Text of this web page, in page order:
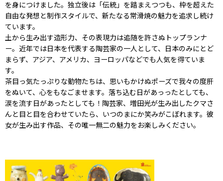
を身につけました。独立後は「伝統」を踏まえつつも、枠を超えた
自由な発想と制作スタイルで、新たなる常滑焼の魅力を追求し続け
ています。
土から生み出す造形力、その表現力は追随を許さぬトップランナ
ー。近年では日本を代表する陶芸家の一人として、日本のみにとど
まらず、アジア、アメリカ、ヨーロッパなどでも人気を得ていま
す。
茶目っ気たっぷりな動物たちは、思いもかけぬポーズで我々の度肝
をぬいて、心をもなごませます。落ち込む日があっったとしても、
涙を流す日があったとしても！陶芸家、増田光が生み出したクマさ
んと目と目を合わせていたら、いつのまにか笑みがこぼれます。彼
女が生み出す作品、その唯一無二の魅力をお楽しみください。